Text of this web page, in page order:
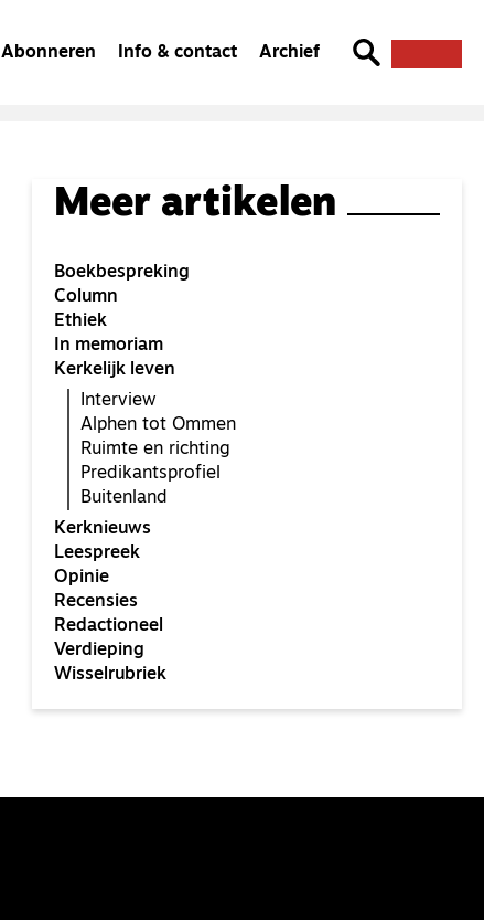
Abonneren Info & contact Archief
Meer artikelen
Boekbespreking
Column
Ethiek
In memoriam
Kerkelijk leven
Interview
Alphen tot Ommen
Ruimte en richting
Predikantsprofiel
Buitenland
Kerknieuws
Leespreek
Opinie
Recensies
Redactioneel
Verdieping
Wisselrubriek